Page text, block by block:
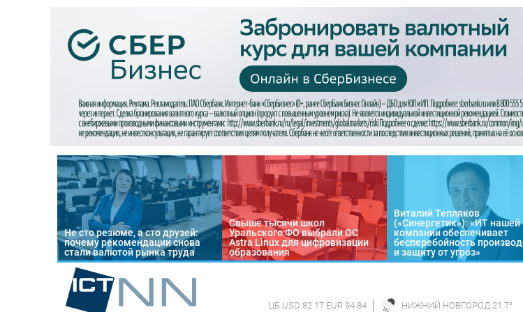
Не сто резюме, а сто друзей:
почему рекомендации снова
стали валютой рынка труда
Свыше тысячи школ
Уральского ФО выбрали ОС
Astra Linux для цифровизации
образования
Виталий Тепляков
(«Синергетик»): «ИТ нашей
компании обеспечивает
бесперебойность
и защиту от угроз»
ЦБ USD 82.17 EUR 94.84 НИЖНИЙ НОВГОРОД 21.7°